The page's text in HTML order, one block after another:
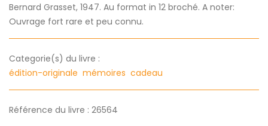
Bernard Grasset, 1947. Au format in 12 broché. A noter:
Ouvrage fort rare et peu connu.
Categorie(s) du livre :
édition-originale mémoires cadeau
Référence du livre : 26564